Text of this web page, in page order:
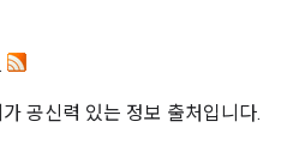
.
공신력 있는 정보 출처입니다.